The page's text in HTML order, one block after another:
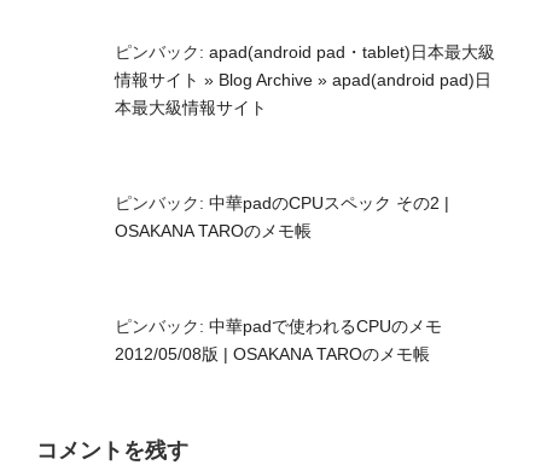
ピンバック: apad(android pad・tablet)日本最大級
情報サイト » Blog Archive » apad(android pad)日
本最大級情報サイト
ピンバック: 中華padのCPUスペック その2 |
OSAKANA TAROのメモ帳
ピンバック: 中華padで使われるCPUのメモ
2012/05/08版 | OSAKANA TAROのメモ帳
コメントを残す